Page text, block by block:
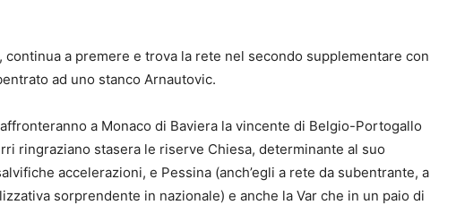
continua a premere e trova la rete nel secondo supplementare con
ad uno stanco Arnautovic.
a Monaco di Baviera la vincente di Belgio-Portogallo
ringraziano stasera le riserve Chiesa, determinante al suo
accelerazioni, e Pessina (anch’egli a rete da subentrante, a
sorprendente in nazionale) e anche la Var che in un paio di